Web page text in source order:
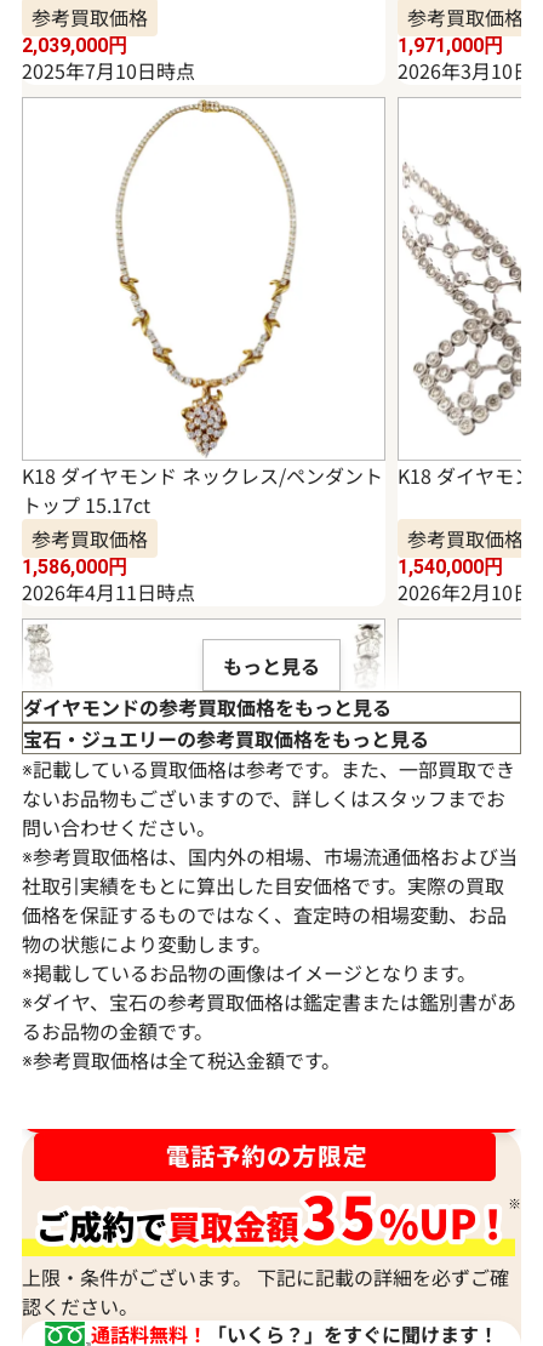
参考買取価格
2,039,000円
2025年7月10日時点
参考買取価格
1,971,000円
2026年3月10日
K18 ダイヤモンド ネックレス/ペンダント
トップ 15.17ct
参考買取価格
1,586,000円
2026年4月11日時点
K18 ダイヤモン
参考買取価格
1,540,000円
2026年2月10日
Pt･Pm900 ダイヤモンド ネックレス
17.45ct
参考買取価格
K18 ダイヤモン
もっと見る
ダイヤモンドの参考買取価格をもっと見る
宝石・ジュエリーの参考買取価格をもっと見る
※記載している買取価格は参考です。また、一部買取でき
ないお品物もございますので、詳しくはスタッフまでお
問い合わせください。
※参考買取価格は、国内外の相場、市場流通価格および当
社取引実績をもとに算出した目安価格です。実際の買取
価格を保証するものではなく、査定時の相場変動、お品
物の状態により変動します。
※掲載しているお品物の画像はイメージとなります。
※ダイヤ、宝石の参考買取価格は鑑定書または鑑別書があ
るお品物の金額です。
※参考買取価格は全て税込金額です。
上限・条件がございます。 下記に記載の詳細を必ずご確
認ください。
通話料無料！
「いくら？」をすぐに聞けます！